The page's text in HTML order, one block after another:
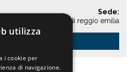
Sede:
Provincia di reggio emilia
utilizza
i cookie per
di navigazione.